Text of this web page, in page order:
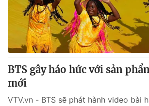
VTV4 Vươn
VTV9 VTV8
Liên hệ tòa soạn English
BTS gây háo hức với sản
mới
VTV.vn - BTS sẽ phát hành video bài